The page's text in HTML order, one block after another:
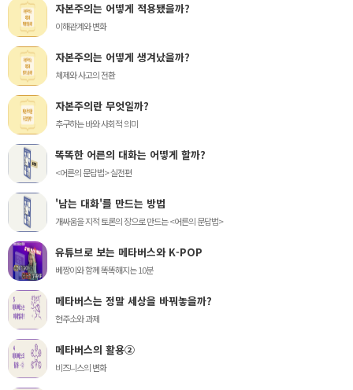
자본주의는 어떻게 적용됐을까?
이해관계와 변화
자본주의는 어떻게 생겨났을까?
체제와 사고의 전환
자본주의란 무엇일까?
추구하는 바와 사회적 의미
똑똑한 어른의 대화는 어떻게 할까?
<어른의 문답법> 실전편
'남는 대화'를 만드는 방법
개싸움을 지적 토론의 장으로 만드는 <어른의 문답법>
유튜브로 보는 메타버스와 K-POP
베짱이와 함께 똑똑해지는 10분
메타버스는 정말 세상을 바꿔놓을까?
현주소와 과제
메타버스의 활용②
비즈니스의 변화